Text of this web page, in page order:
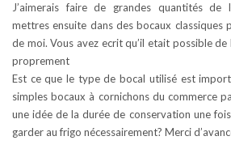
J’aimerais faire de grandes quantités de
mettres ensuite dans des bocaux classiques
de moi. Vous avez ecrit qu’il etait possible
proprement
Est ce que le type de bocal utilisé est
simples bocaux à cornichons du commerce
une idée de la durée de conservation une
garder au frigo nécessairement? Merci